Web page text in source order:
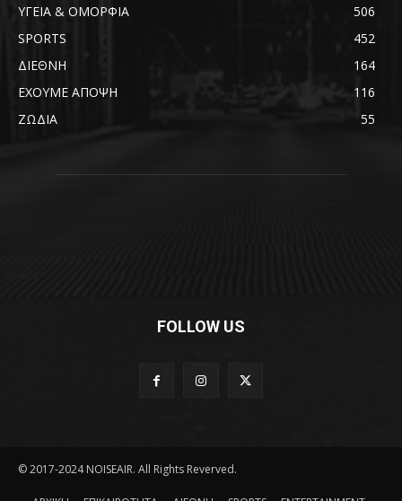
ΥΓΕΙΑ & ΟΜΟΡΦΙΑ
506
SPORTS
452
ΔΙΕΘΝΗ
164
ΕΧΟΥΜΕ ΑΠΟΨΗ
116
ΖΩΔΙΑ
55
FOLLOW US
© 2017-2024 NOISEAIR. All Rights Reverved.